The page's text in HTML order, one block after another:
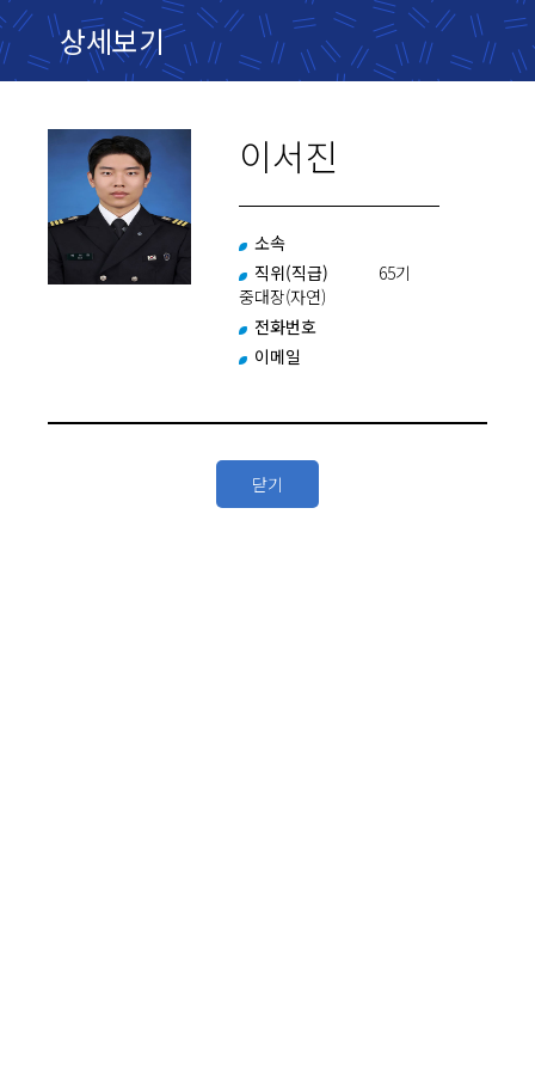
상세보기
이서진
소속
직위(직급)
65기
중대장(자연)
전화번호
이메일
닫기